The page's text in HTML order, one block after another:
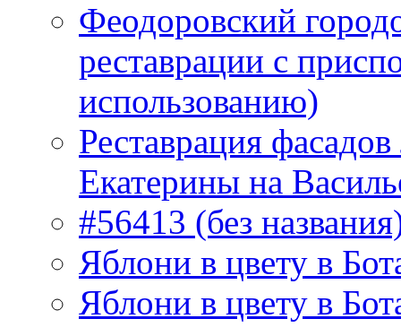
Феодоровский
реставрации с
использованию)
Реставрация
Екатерины на
#56413 (без
Яблони в цвету в
Яблони в цвету в